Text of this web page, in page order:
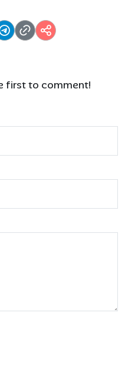
first to comment!